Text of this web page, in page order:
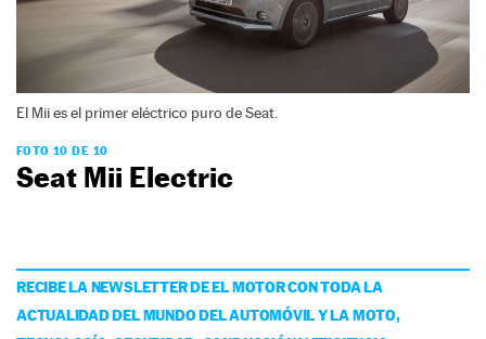
El Mii es el primer eléctrico puro de Seat.
FOTO 10 DE 10
Seat Mii Electric
RECIBE LA NEWSLETTER DE EL MOTOR CON TODA LA
ACTUALIDAD DEL MUNDO DEL AUTOMÓVIL Y LA MOTO,